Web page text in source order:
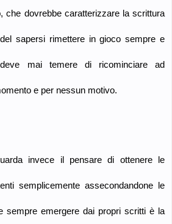
che dovrebbe caratterizzare la scrittura
sapersi rimettere in gioco sempre e
mai temere di ricominciare ad
e per nessun motivo.
invece il pensare di ottenere le
semplicemente assecondandone le
sempre emergere dai propri scritti è la